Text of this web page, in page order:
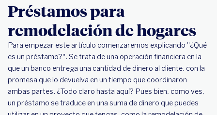
Préstamos para
remodelación de hogares
Para empezar este artículo comenzaremos explicando "¿Qué
es un préstamo?". Se trata de una operación financiera en la
que un banco entrega una cantidad de dinero al cliente, con la
promesa que lo devuelva en un tiempo que coordinaron
ambas partes. ¿Todo claro hasta aquí? Pues bien, como ves,
un préstamo se traduce en una suma de dinero que puedes